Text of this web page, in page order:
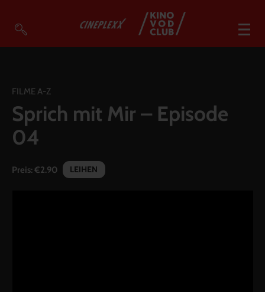
Gutscheine
Account
FILME A-Z
Sprich mit Mir – Episode
04
Preis:€2.90 LEIHEN